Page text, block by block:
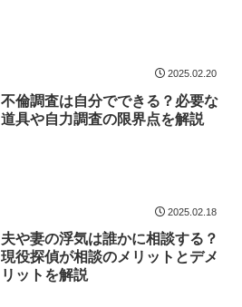
2025.02.20
不倫調査は自分でできる？必要な
道具や自力調査の限界点を解説
2025.02.18
夫や妻の浮気は誰かに相談する？
現役探偵が相談のメリットとデメ
リットを解説